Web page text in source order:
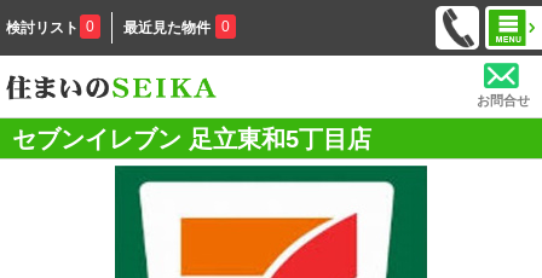
検討リスト 0 最近見た物件 0
お問合せ
セブンイレブン 足立東和5丁目店